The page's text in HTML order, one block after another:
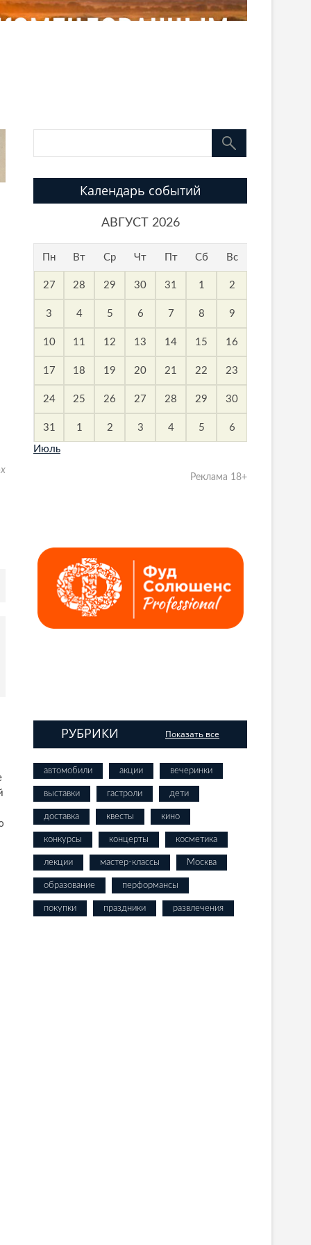
Календарь событий
АВГУСТ 2026
Пн Вт Ср Чт Пт Сб Вс
27 28 29 30 31 1 2
3 4 5 6 7 8 9
10 11 12 13 14 15 16
17 18 19 20 21 22 23
24 25 26 27 28 29 30
31 1 2 3 4 5 6
Июль
Реклама 18+
РУБРИКИ Показать все
автомобили акции вечеринки
выставки гастроли дети
доставка квесты кино
конкурсы концерты косметика
лекции мастер-классы Москва
образование перформансы
покупки праздники развлечения